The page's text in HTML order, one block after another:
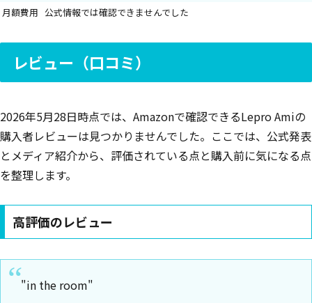
月額費用 公式情報では確認できませんでした
レビュー（口コミ）
2026年5月28日時点では、Amazonで確認できるLepro Amiの
購入者レビューは見つかりませんでした。ここでは、公式発表
とメディア紹介から、評価されている点と購入前に気になる点
を整理します。
高評価のレビュー
"in the room"